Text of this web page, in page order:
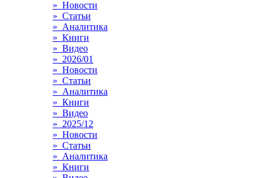
» Новости
» Статьи
» Аналитика
» Книги
» Видео
» 2026/01
» Новости
» Статьи
» Аналитика
» Книги
» Видео
» 2025/12
» Новости
» Статьи
» Аналитика
» Книги